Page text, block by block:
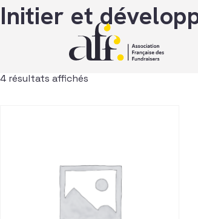
Passer au contenu
Initier et
4 résultats affichés